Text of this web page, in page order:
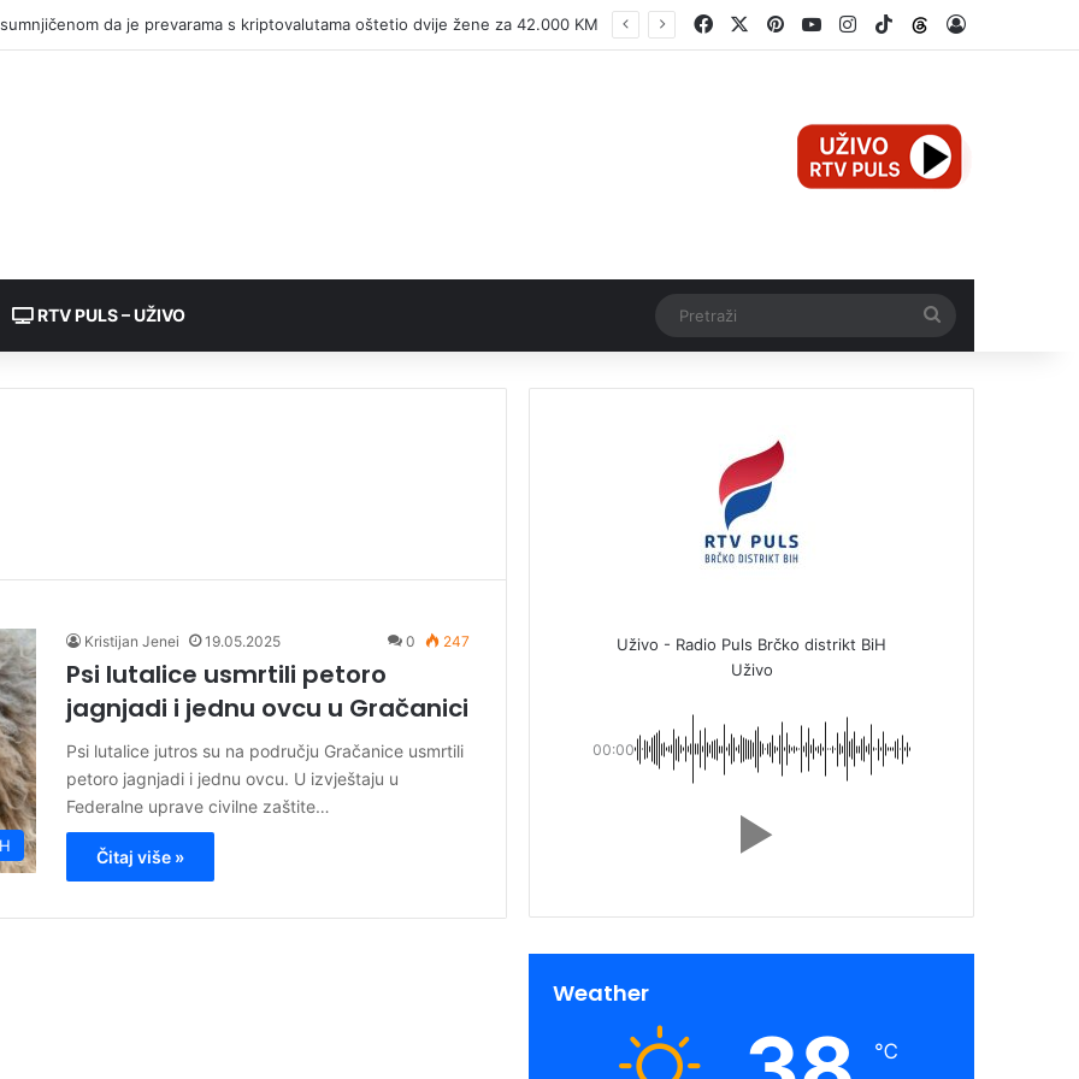
JP KOMUNALNO BRČKO: RADOVI NA IZVORIŠTU ŠTREPCI – KORAK KA STABILNIJEM I KVALITETNIJEM VODOSNABDIJEVANJU FacebookPinterestYouTubeInstagram
TikTokThreads
RTV PULS – UŽIVO
Kristijan Jenei 19.05.2025 0 247
Psi lutalice usmrtili petoro
jagnjadi i jednu ovcu u Gračanici
Psi lutalice jutros su na području Gračanice usmrtili
petoro jagnjadi i jednu ovcu. U izvještaju u
Federalne uprave civilne zaštite…
Čitaj više »
Uživo - Radio Puls Brčko distrikt BiH
Uživo
00:00
Weather
℃